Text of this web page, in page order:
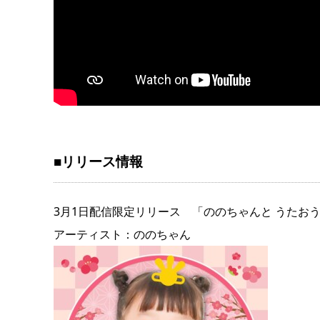
■リリース情報
3月1日配信限定リリース 「ののちゃんと うたおう
アーティスト：ののちゃん